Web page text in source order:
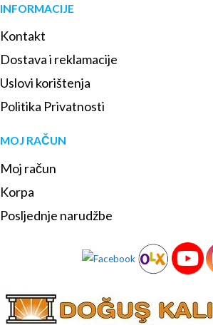
INFORMACIJE
Kontakt
Dostava i reklamacije
Uslovi korištenja
Politika Privatnosti
MOJ RAČUN
Moj račun
Korpa
Posljednje narudžbe